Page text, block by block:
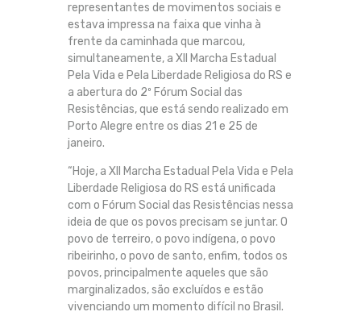
representantes de movimentos sociais e
estava impressa na faixa que vinha à
frente da caminhada que marcou,
simultaneamente, a XII Marcha Estadual
Pela Vida e Pela Liberdade Religiosa do RS e
a abertura do 2º Fórum Social das
Resistências, que está sendo realizado em
Porto Alegre entre os dias 21 e 25 de
janeiro.
“Hoje, a XII Marcha Estadual Pela Vida e Pela
Liberdade Religiosa do RS está unificada
com o Fórum Social das Resistências nessa
ideia de que os povos precisam se juntar. O
povo de terreiro, o povo indígena, o povo
ribeirinho, o povo de santo, enfim, todos os
povos, principalmente aqueles que são
marginalizados, são excluídos e estão
vivenciando um momento difícil no Brasil.